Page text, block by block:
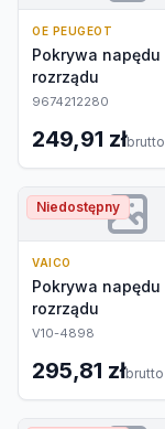
OE PEUGEOT
Pokrywa napędu
rozrządu
9674212280
249,91 złbrutto
Niedostępny
VAICO
Pokrywa napędu
rozrządu
V10-4898
295,81 złbrutto